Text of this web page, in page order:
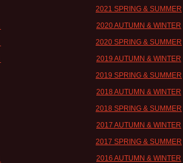
2021 SPRING & SUMMER
2020 AUTUMN & WINTER
2020 SPRING & SUMMER
2019 AUTUMN & WINTER
2019 SPRING & SUMMER
2018 AUTUMN & WINTER
2018 SPRING & SUMMER
2017 AUTUMN & WINTER
2017 SPRING & SUMMER
2016 AUTUMN & WINTER